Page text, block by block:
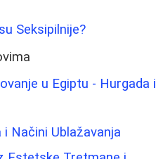
Seksipilnije?
u Egiptu - Hurgada i
Načini Ublažavanja